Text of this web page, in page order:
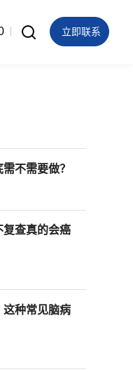
立即联系
不需要做？
复查真的会癌
这种常见脑病